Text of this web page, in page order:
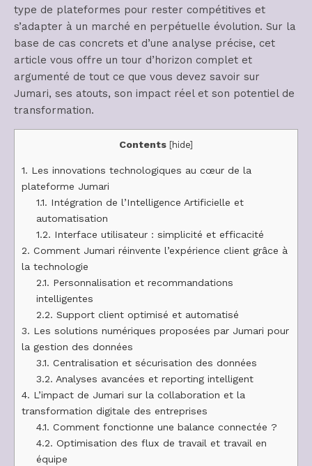
type de plateformes pour rester compétitives et
s’adapter à un marché en perpétuelle évolution. Sur la
base de cas concrets et d’une analyse précise, cet
article vous offre un tour d’horizon complet et
argumenté de tout ce que vous devez savoir sur
Jumari, ses atouts, son impact réel et son potentiel de
transformation.
Contents [hide]
1. Les innovations technologiques au cœur de la
plateforme Jumari
1.1. Intégration de l’Intelligence Artificielle et
automatisation
1.2. Interface utilisateur : simplicité et efficacité
2. Comment Jumari réinvente l’expérience client grâce à
la technologie
2.1. Personnalisation et recommandations
intelligentes
2.2. Support client optimisé et automatisé
3. Les solutions numériques proposées par Jumari pour
la gestion des données
3.1. Centralisation et sécurisation des données
3.2. Analyses avancées et reporting intelligent
4. L’impact de Jumari sur la collaboration et la
transformation digitale des entreprises
4.1. Comment fonctionne une balance connectée ?
4.2. Optimisation des flux de travail et travail en
équipe